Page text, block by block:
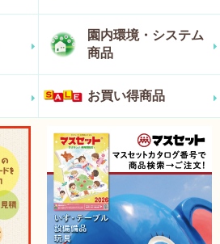
園内環境・システム
商品
お買い得商品